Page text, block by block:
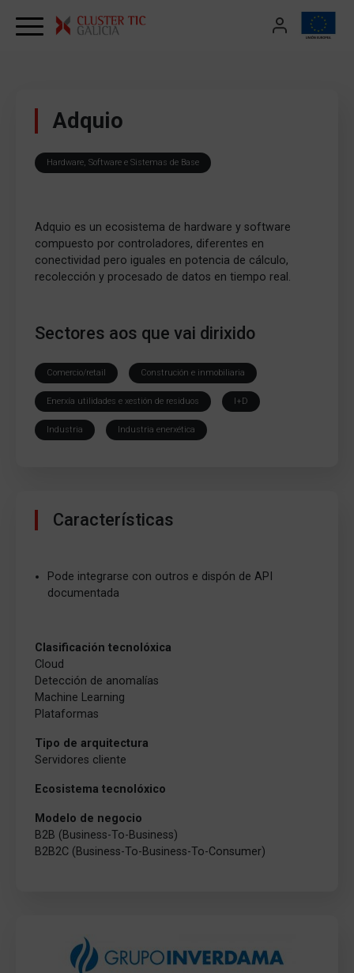
Adquio
Hardware, Software e Sistemas de Base
Adquio es un ecosistema de hardware y software
compuesto por controladores, diferentes en
conectividad pero iguales en potencia de cálculo,
recolección y procesado de datos en tiempo real.
Sectores aos que vai dirixido
Comercio/retail Construción e inmobiliaria
Enerxía utilidades e xestión de residuos I+D
Industria Industria enerxética
Características
Pode integrarse con outros e dispón de API
documentada
Clasificación tecnolóxica
Cloud
Detección de anomalías
Machine Learning
Plataformas
Tipo de arquitectura
Servidores cliente
Ecosistema tecnolóxico
Modelo de negocio
B2B (Business-To-Business)
B2B2C (Business-To-Business-To-Consumer)